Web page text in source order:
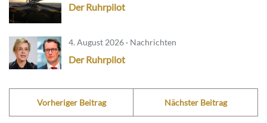
Der Ruhrpilot
4. August 2026 · Nachrichten
Der Ruhrpilot
Vorheriger Beitrag Nächster Beitrag